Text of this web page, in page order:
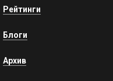
Рейтинги
Блоги
Архив